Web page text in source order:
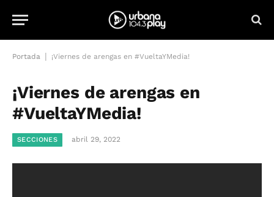
Portada ¡Viernes de arengas en #VueltaYMedia!
¡Viernes de arengas en
#VueltaYMedia!
SECCIONES abril 29, 2022